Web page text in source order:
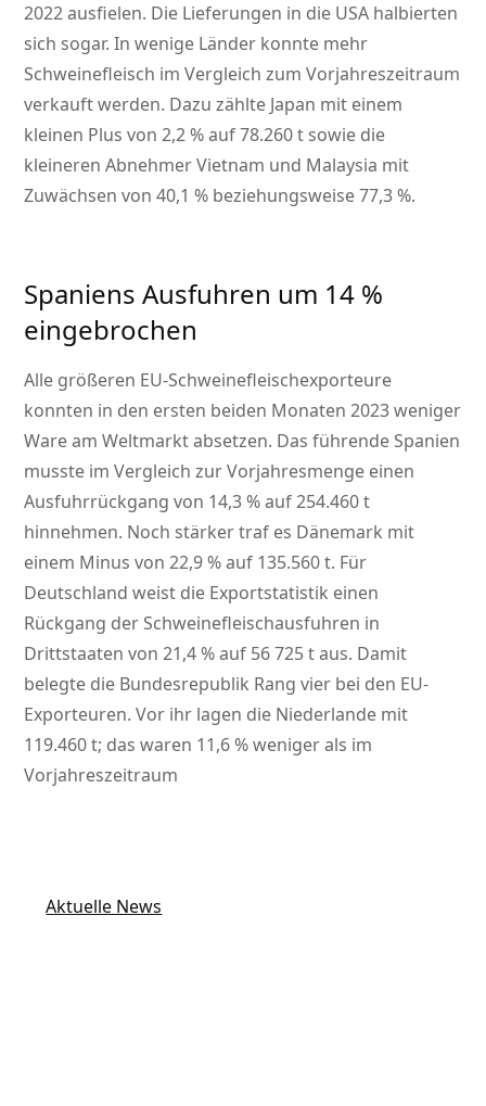
2022 ausfielen. Die Lieferungen in die USA halbierten
sich sogar. In wenige Länder konnte mehr
Schweinefleisch im Vergleich zum Vorjahreszeitraum
verkauft werden. Dazu zählte Japan mit einem
kleinen Plus von 2,2 % auf 78.260 t sowie die
kleineren Abnehmer Vietnam und Malaysia mit
Zuwächsen von 40,1 % beziehungsweise 77,3 %.
Spaniens Ausfuhren um 14 %
eingebrochen
Alle größeren EU-Schweinefleischexporteure
konnten in den ersten beiden Monaten 2023 weniger
Ware am Weltmarkt absetzen. Das führende Spanien
musste im Vergleich zur Vorjahresmenge einen
Ausfuhrrückgang von 14,3 % auf 254.460 t
hinnehmen. Noch stärker traf es Dänemark mit
einem Minus von 22,9 % auf 135.560 t. Für
Deutschland weist die Exportstatistik einen
Rückgang der Schweinefleischausfuhren in
Drittstaaten von 21,4 % auf 56 725 t aus. Damit
belegte die Bundesrepublik Rang vier bei den EU-
Exporteuren. Vor ihr lagen die Niederlande mit
119.460 t; das waren 11,6 % weniger als im
Vorjahreszeitraum
Aktuelle News